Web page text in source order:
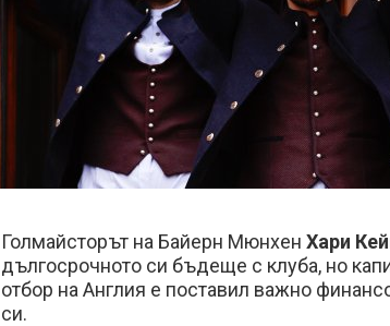
Голмайсторът на Байерн Мюнхен Хари
дългосрочното си бъдеще с клуба, но
отбор на Англия е поставил важно
си.